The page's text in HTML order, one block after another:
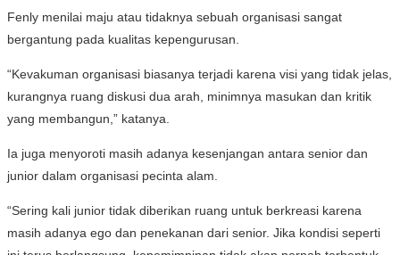
Fenly menilai maju atau tidaknya sebuah organisasi sangat
bergantung pada kualitas kepengurusan.
“Kevakuman organisasi biasanya terjadi karena visi yang tidak jelas,
kurangnya ruang diskusi dua arah, minimnya masukan dan kritik
yang membangun,” katanya.
Ia juga menyoroti masih adanya kesenjangan antara senior dan
junior dalam organisasi pecinta alam.
“Sering kali junior tidak diberikan ruang untuk berkreasi karena
masih adanya ego dan penekanan dari senior. Jika kondisi seperti